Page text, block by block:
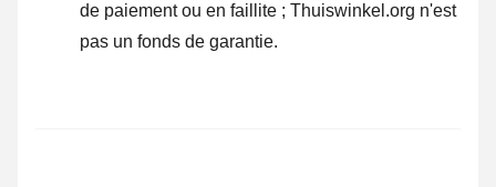
de paiement ou en faillite ; Thuiswinkel.org n'est
pas un fonds de garantie.